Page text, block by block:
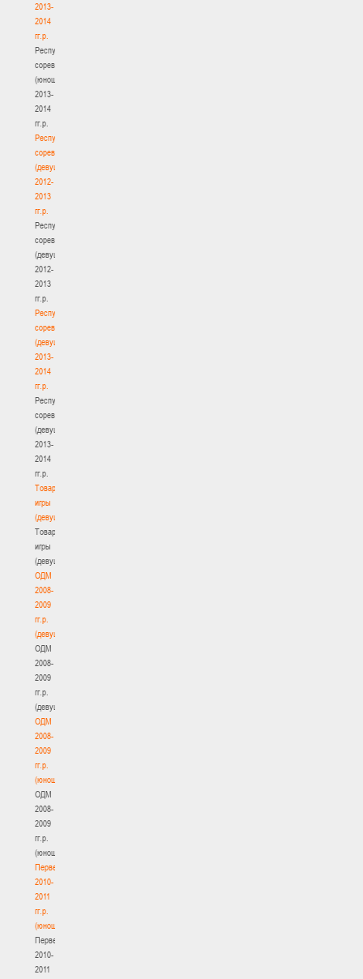
2013-
2014
гг.р.
Республиканские
соревнования
(юноши)
2013-
2014
гг.р.
Республиканские
соревнования
(девушки)
2012-
2013
гг.р.
Республиканские
соревнования
(девушки)
2012-
2013
гг.р.
Республиканские
соревнования
(девушки)
2013-
2014
гг.р.
Республиканские
соревнования
(девушки)
2013-
2014
гг.р.
Товарищеские
игры
(девушки)
Товарищеские
игры
(девушки)
ОДМ
2008-
2009
гг.р.
(девушки)
ОДМ
2008-
2009
гг.р.
(девушки)
ОДМ
2008-
2009
гг.р.
(юноши)
ОДМ
2008-
2009
гг.р.
(юноши)
Первенство
2010-
2011
гг.р.
(юноши)
Первенство
2010-
2011